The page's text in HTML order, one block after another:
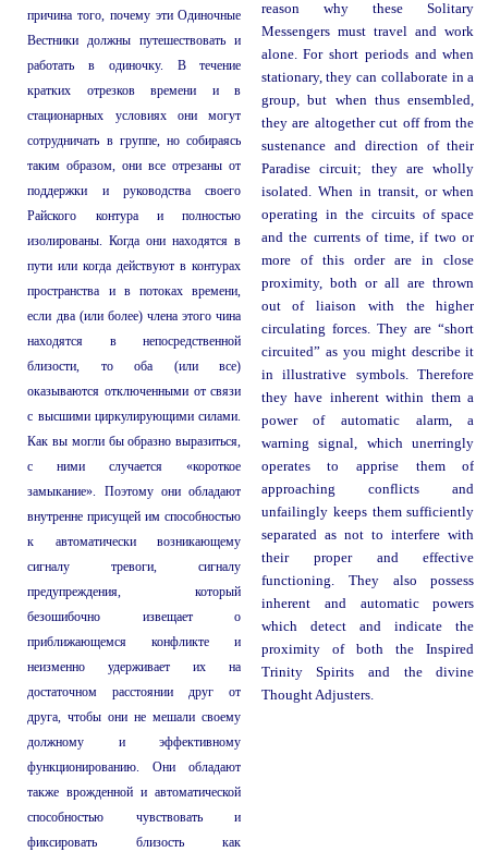
причина того, почему эти Одиночные
Вестники должны путешествовать и
работать в одиночку. В течение
кратких отрезков времени и в
стационарных условиях они могут
сотрудничать в группе, но собираясь
таким образом, они все отрезаны от
поддержки и руководства своего
Райского контура и полностью
изолированы. Когда они находятся в
пути или когда действуют в контурах
пространства и в потоках времени,
если два (или более) члена этого чина
находятся в непосредственной
близости, то оба (или все)
оказываются отключенными от связи
с высшими циркулирующими силами.
Как вы могли бы образно выразиться,
с ними случается «короткое
замыкание». Поэтому они обладают
внутренне присущей им способностью
к автоматически возникающему
сигналу тревоги, сигналу
предупреждения, который
безошибочно извещает о
приближающемся конфликте и
неизменно удерживает их на
достаточном расстоянии друг от
друга, чтобы они не мешали своему
должному и эффективному
функционированию. Они обладают
также врожденной и автоматической
способностью чувствовать и
фиксировать близость как
reason why these Solitary
Messengers must travel and work
alone. For short periods and when
stationary, they can collaborate in a
group, but when thus ensembled,
they are altogether cut off from the
sustenance and direction of their
Paradise circuit; they are wholly
isolated. When in transit, or when
operating in the circuits of space
and the currents of time, if two or
more of this order are in close
proximity, both or all are thrown
out of liaison with the higher
circulating forces. They are “short
circuited” as you might describe it
in illustrative symbols. Therefore
they have inherent within them a
power of automatic alarm, a
warning signal, which unerringly
operates to apprise them of
approaching conflicts and
unfailingly keeps them sufficiently
separated as not to interfere with
their proper and effective
functioning. They also possess
inherent and automatic powers
which detect and indicate the
proximity of both the Inspired
Trinity Spirits and the divine
Thought Adjusters.